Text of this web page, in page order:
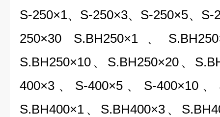
S-250×1、S-250×3、S-250×5、S-
250×30 S.BH250×1、
S.BH250×10、S.BH250×20、
400×3、S-400×5、S-400×10、
S.BH400×1、S.BH400×3、